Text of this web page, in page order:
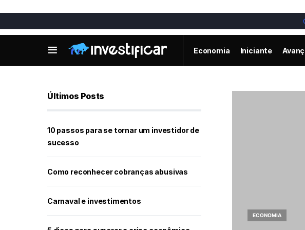
Economia Iniciante
ECONOMIA
Últimos Posts
10 passos para se tornar um investidor de
sucesso
Como reconhecer cobranças abusivas
Carnaval e investimentos